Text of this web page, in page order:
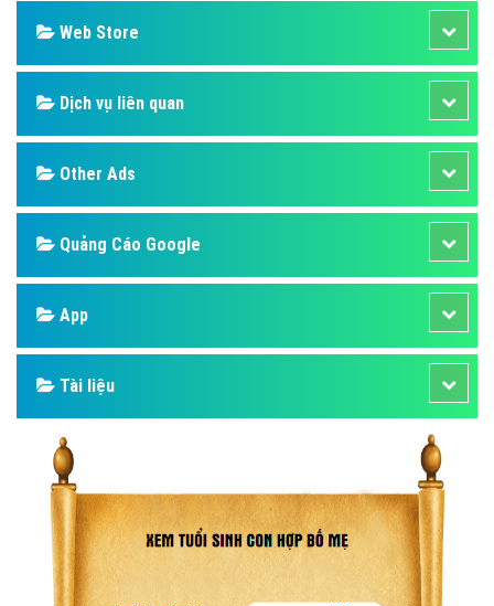
Web Store
Dịch vụ liên quan
Other Ads
Quảng Cáo Google
App
Tài liệu